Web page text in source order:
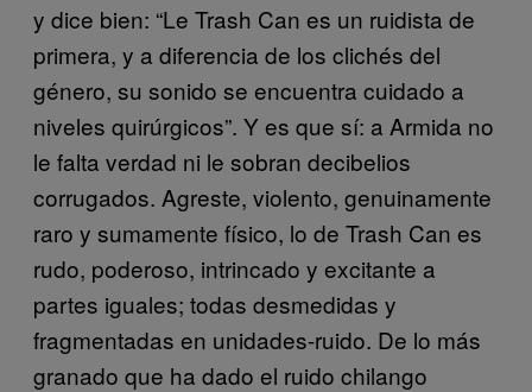
y dice bien: “Le Trash Can es un ruidista de
primera, y a diferencia de los clichés del
género, su sonido se encuentra cuidado a
niveles quirúrgicos”. Y es que sí: a Armida no
le falta verdad ni le sobran decibelios
corrugados. Agreste, violento, genuinamente
raro y sumamente físico, lo de Trash Can es
rudo, poderoso, intrincado y excitante a
partes iguales; todas desmedidas y
fragmentadas en unidades-ruido. De lo más
granado que ha dado el ruido chilango